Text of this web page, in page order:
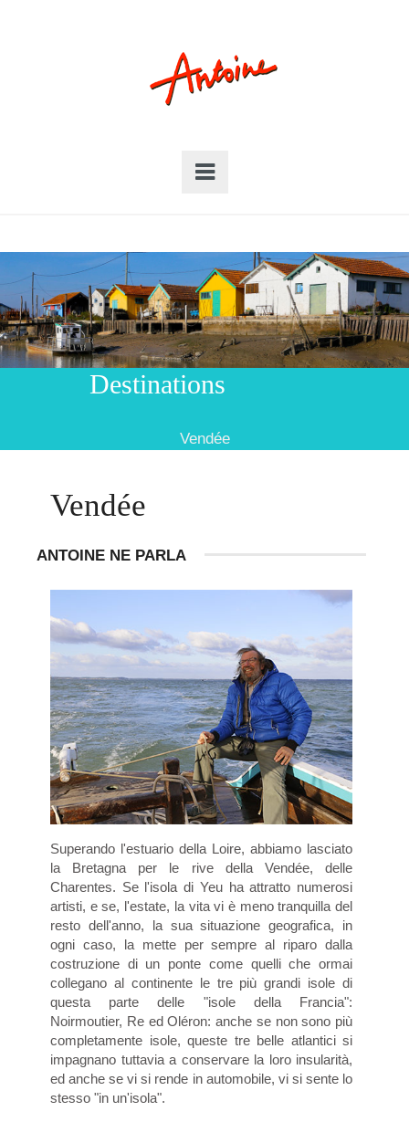
Destinations
Vendée
Vendée
ANTOINE NE PARLA
Superando l'estuario della Loire, abbiamo lasciato
la Bretagna per le rive della Vendée, delle
Charentes. Se l'isola di Yeu ha attratto numerosi
artisti, e se, l'estate, la vita vi è meno tranquilla del
resto dell'anno, la sua situazione geografica, in
ogni caso, la mette per sempre al riparo dalla
costruzione di un ponte come quelli che ormai
collegano al continente le tre più grandi isole di
questa parte delle "isole della Francia":
Noirmoutier, Re ed Oléron: anche se non sono più
completamente isole, queste tre belle atlantici si
impagnano tuttavia a conservare la loro insularità,
ed anche se vi si rende in automobile, vi si sente lo
stesso "in un'isola".